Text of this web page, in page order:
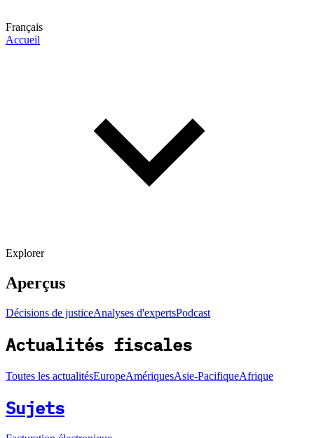
Français
Accueil
Explorer
Aperçus
Décisions de justiceAnalyses d'expertsPodcast
Actualités fiscales
Toutes les actualitésEuropeAmériquesAsie-PacifiqueAfrique
Sujets